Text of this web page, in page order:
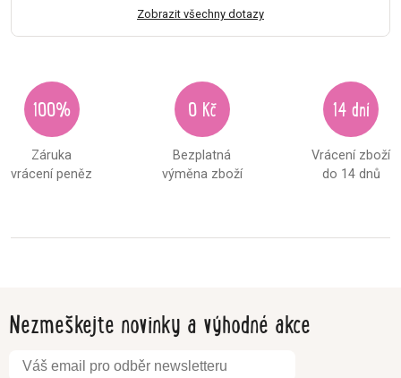
Zobrazit všechny dotazy
100%
Záruka
vrácení peněz
0 Kč
Bezplatná
výměna zboží
14 dní
Vrácení zboží
do 14 dnů
Nezmeškejte novinky a výhodné akce